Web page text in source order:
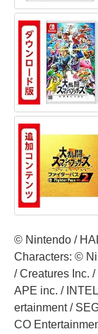
© Nintendo /
Characters: ©
/ Creatures Inc.
APE inc. /
ertainment /
CO